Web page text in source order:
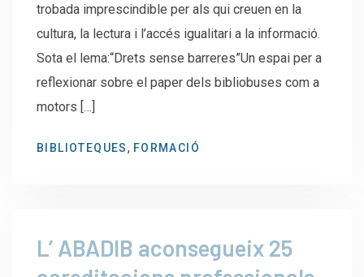
trobada imprescindible per als qui creuen en la
cultura, la lectura i l’accés igualitari a la informació.
Sota el lema:“Drets sense barreres”Un espai per a
reflexionar sobre el paper dels bibliobuses com a
motors […]
BIBLIOTEQUES, FORMACIÓ
L’ ABADIB aconsegueix 25